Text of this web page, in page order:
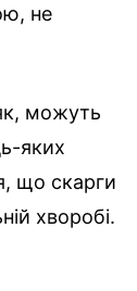
не
можуть
яких
що скарги
хворобі.